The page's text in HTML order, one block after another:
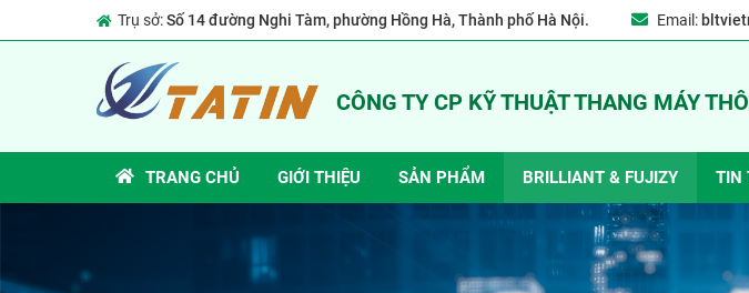
Trụ sở:Số 14 đường Nghi Tàm, phường Hồng Hà, Thành phố Hà Nội. Email:
CÔNG TY CP KỸ THUẬT THANG MÁY
TRANG CHỦ GIỚI THIỆU SẢN PHẨM BRILLIANT & FUJIZY TIN